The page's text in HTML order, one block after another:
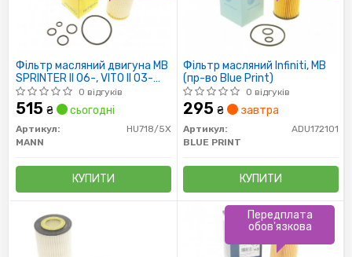
Фільтр масляний двигуна MB
SPRINTER II 06-, VITO II 03-
(пр-во MANN)0 відгуків
515 ₴ сьогодні
Артикул:
HU718/5X
MANN
КУПИТИ
Фільтр масляний Infiniti, MB
(пр-во Blue Print)
0 відгуків
295 ₴ завтра
Артикул:
ADU172101
BLUE PRINT
КУПИТИ
Передплата
обов'язкова